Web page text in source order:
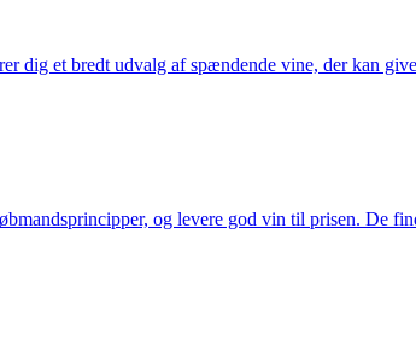
dig et bredt udvalg af spændende vine, der kan
og levere god vin til prisen. De